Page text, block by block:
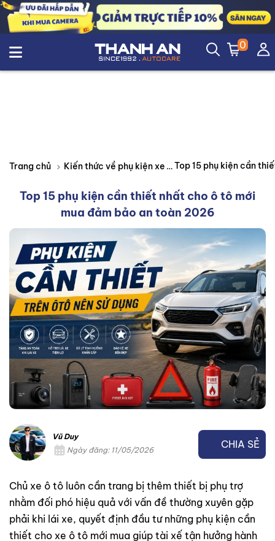
0
Trang chủ Kiến thức về phụ kiện xe
Top 15 phụ kiện cần thiết nhất cho ô tô mới
mua đảm bảo an toàn 2026
Vũ Duy
Ngày đăng: 11/05/2026
CHIA SẺ
Chủ xe ô tô luôn cần trang bị thêm thiết bị phụ trợ
nhằm đối phó hiệu quả với vấn đề thường xuyên gặp
phải khi lái xe, quyết định đầu tư những phụ kiện cần
thiết cho xe ô tô mới mua giúp tài xế tận hưởng hành